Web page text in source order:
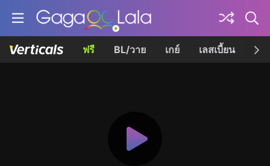
ฟรี BL/วาย เกย์ เลสเบี้ยน เค